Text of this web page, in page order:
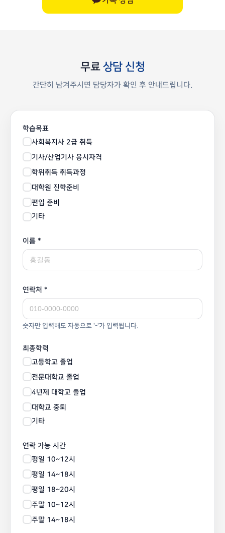
무료 상담 신청
간단히 남겨주시면 담당자가 확인 후 안내드립니다.
학습목표
사회복지사 2급 취득
기사/산업기사 응시자격
학위취득 취득과정
대학원 진학준비
편입 준비
기타
이름 *
연락처 *
숫자만 입력해도 자동으로 '-'가 입력됩니다.
최종학력
고등학교 졸업
전문대학교 졸업
4년제 대학교 졸업
대학교 중퇴
기타
연락 가능 시간
평일 10~12시
평일 14~18시
평일 18~20시
주말 10~12시
주말 14~18시